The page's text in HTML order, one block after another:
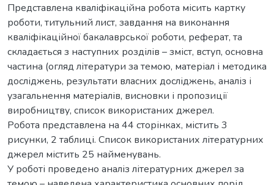
Представлена кваліфікаційна робота місить картку
роботи, титульний лист, завдання на виконання
кваліфікаційної бакалаврської роботи, реферат, та
складається з наступних розділів – зміст, вступ, основна
частина (огляд літератури за темою, матеріал і методика
досліджень, результати власних досліджень, аналіз і
узагальнення матеріалів, висновки і пропозиції
виробництву, список використаних джерел.
Робота представлена на 44 сторінках, містить 3
рисунки, 2 таблиці. Список використаних літературних
джерел містить 25 найменувань.
У роботі проведено аналіз літературних джерел за